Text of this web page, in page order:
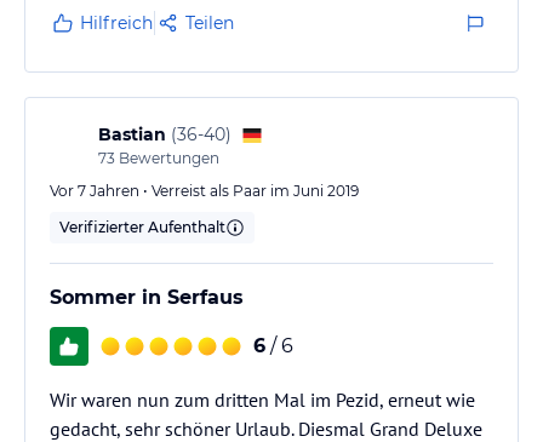
vorhanden war sehr schlecht.
Hilfreich Teilen
Bastian (36-40)
73 Bewertungen
Vor 7 Jahren • Verreist als Paar im Juni 2019
Verifizierter Aufenthalt
Sommer in Serfaus
6 / 6
Wir waren nun zum dritten Mal im Pezid, erneut wie
gedacht, sehr schöner Urlaub. Diesmal Grand Deluxe